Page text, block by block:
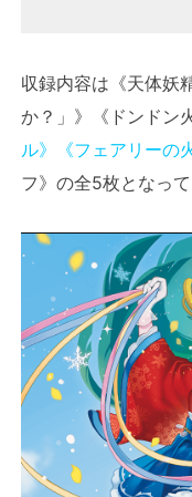
収録内容は《天体妖
か？」》《ドンドン
ル》
《フェアリーの
フ》の全5枚となって